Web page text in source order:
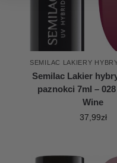
SEMILAC LAKIERY
Semilac Lakier
paznokci 7ml –
Wine
37,99zł